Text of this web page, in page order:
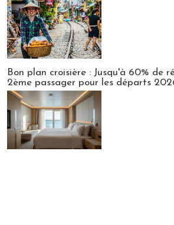
Bon plan croisière : Jusqu'à 60% de
2ème passager pour les départs